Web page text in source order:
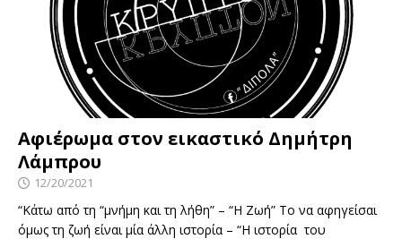
Αφιέρωμα στον εικαστικό Δημήτρη
Λάμπρου
12/20/2021
“Κάτω από τη “μνήμη και τη λήθη” – “Η Ζωή” Το να αφηγείσαι
όμως τη ζωή είναι μία άλλη ιστορία – “Η ιστορία του